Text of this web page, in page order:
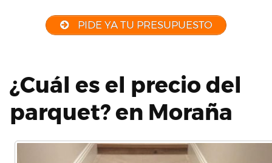
PIDE YA TU PRESUPUESTO
¿Cuál es el precio del
parquet? en Moraña